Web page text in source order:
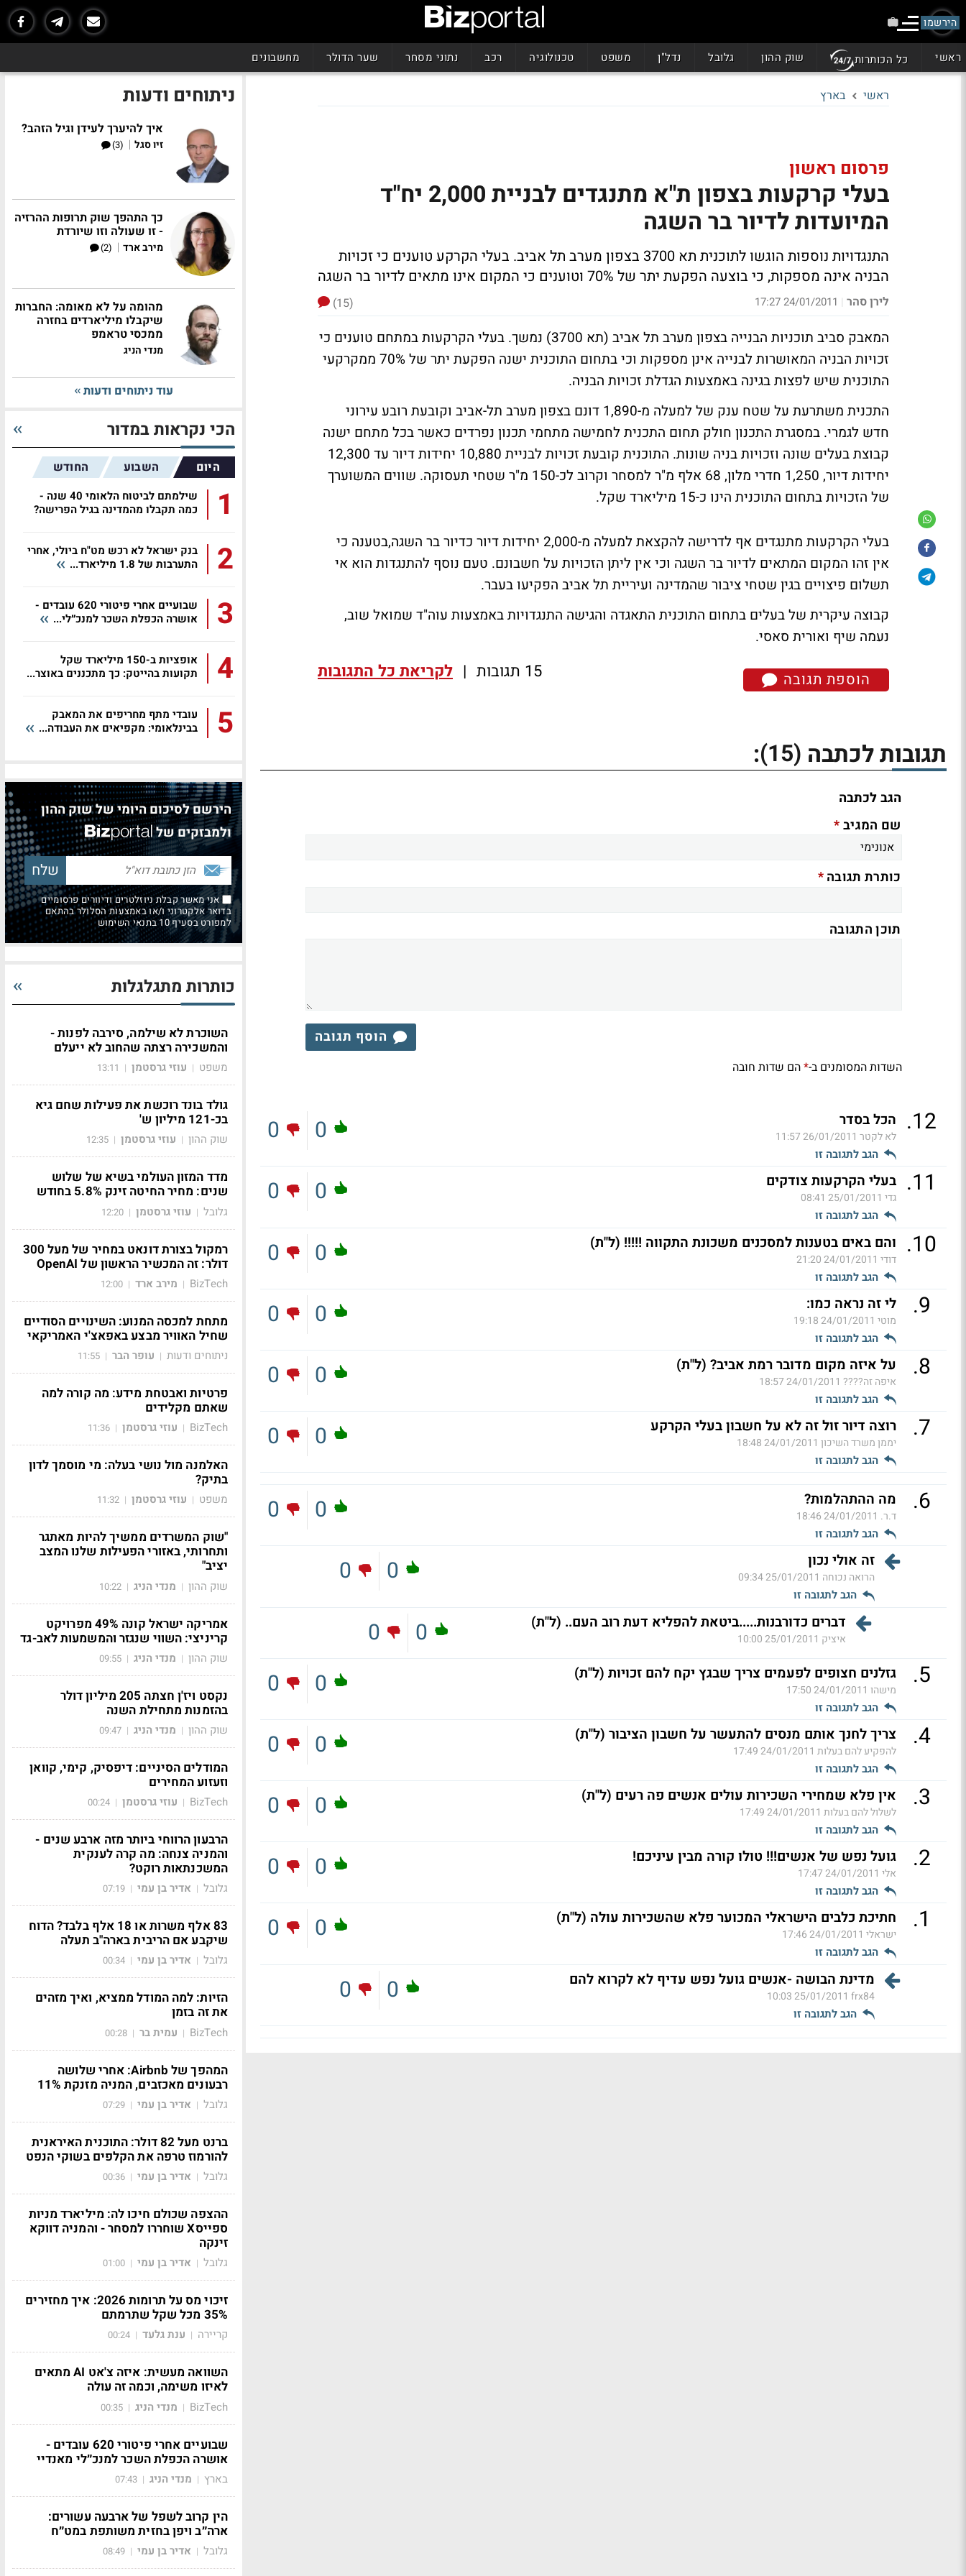
הירשמו
ראשי כל הכותרות שוק ההון גלובל נדל"ן משפט טכנולוגיה רכב נתוני מסחר שער הדולר מחשבונים
ראשי בארץ
פרסום ראשון
בעלי קרקעות בצפון ת"א מתנגדים לבניית 2,000 יח"ד
המיועדות לדיור בר השגה
התנגדויות נוספות הוגשו לתוכנית תא 3700 בצפון מערב תל אביב. בעלי הקרקע טוענים כי זכויות
הבניה אינה מספקות, כי בוצעה הפקעת יתר של 70% וטוענים כי המקום אינו מתאים לדיור בר השגה
לירן סהר |
24/01/2011 17:27
(15)
המאבק סביב תוכניות הבנייה בצפון מערב תל אביב (תא 3700) נמשך. בעלי הקרקעות במתחם טוענים כי
זכויות הבניה המאושרות לבנייה אינן מספקות וכי בתחום התוכנית ישנה הפקעת יתר של 70% ממקרקעי
התוכנית שיש לפצות בגינה באמצעות הגדלת זכויות הבניה.
התכנית משתרעת על שטח ענק של למעלה מ-1,890 דונם בצפון מערב תל-אביב וקובעת רובע עירוני
חדש לגמרי. במסגרת התכנון חולק תחום התכנית לחמישה מתחמי תכנון נפרדים כאשר בכל מתחם ישנה
קבוצת בעלים שונה וזכויות בניה שונות. התוכנית קובעת זכויות לבניית 10,880 יחידות דיור עד 12,300
יחידות דיור, 1,250 חדרי מלון, 68 אלף מ"ר למסחר וקרוב לכ-150 מ"ר שטחי תעסוקה. שווים המשוערך
של הזכויות בתחום התוכנית הינו כ-15 מיליארד שקל.
בעלי הקרקעות מתנגדים אף לדרישה להקצאת למעלה מ-2,000 יחידות דיור כדיור בר השגה,בטענה כי
אין זהו המקום המתאים לדיור בר השגה וכי אין ליתן הזכויות על חשבונם. טעם נוסף להתנגדות הוא אי
תשלום פיצויים בגין שטחי ציבור שהמדינה ועיריית תל אביב הפקיעו בעבר.
קבוצה עיקרית של בעלים בתחום התוכנית התאגדה והגישה התנגדויות באמצעות עוה"ד שמואל שוב,
נעמה שיף ואורית סאסי.
הוספת תגובה 15 תגובות | לקריאת כל התגובות
תגובות לכתבה (15)
:
הגב לכתבה
שם המגיב*
כותרת תגובה*
תוכן התגובה
הוסף תגובה
השדות המסומנים ב-*הם שדות חובה
12
. הכל בסדר
לא לקטר 26/01/2011 11:57
הגב לתגובה זו
0
0
11
. בעלי הקרקעות צודקים
גדי 25/01/2011 08:41
הגב לתגובה זו
0
0
10
. והם באים בטענות למסכנים משכונת התקווה !!!!! (ל"ת)
דודי 24/01/2011 21:20
הגב לתגובה זו
0
0
9
. לי זה נראה כמו:
מוטי 24/01/2011 19:18
הגב לתגובה זו
0
0
8
. על איזה מקום מדובר רמת אביב? (ל"ת)
איפה זה???? 24/01/2011 18:57
הגב לתגובה זו
0
0
7
. רוצה דיור זול זה לא על חשבון בעלי הקרקע
יממן משרד השיכון 24/01/2011 18:48
הגב לתגובה זו
0
0
6
. מה ההתהלמות?
ד.ר. 24/01/2011 18:46
הגב לתגובה זו
0
0
זה אולי נכון
הרואה נכוחה 25/01/2011 09:34
הגב לתגובה זו
0
0
דברים כדורבנות.....ביטאת להפליא דעת רוב העם.. (ל"ת)
איציק 25/01/2011 10:00
0
0
5
. גזלנים חצופים לפעמים צריך שבגץ יקח להם זכויות (ל"ת)
מישהו 24/01/2011 17:50
הגב לתגובה זו
0
0
4
. צריך לחנך אותם מנסים להתעשר על חשבון הציבור (ל"ת)
להפקיע להם בעלות 24/01/2011 17:49
הגב לתגובה זו
0
0
3
. אין פלא שמחירי השכירות עולים אנשים פה רעים (ל"ת)
לשלול להם בעלות 24/01/2011 17:49
הגב לתגובה זו
0
0
2
. גועל נפש של אנשים!!! טולו קורה מבין עיניכם!
אלי 24/01/2011 17:47
הגב לתגובה זו
0
0
1
. חתיכת כלבים הישראלי המכוער פלא שהשכירות עולה (ל"ת)
ישראלי 24/01/2011 17:46
הגב לתגובה זו
0
0
מדינת הבושה -אנשים גועל נפש עדיף לא לקרוא להם
frx84
25/01/2011 10:03
הגב לתגובה זו
0
0
ניתוחים ודעות
איך להיערך לעידן וגיל הזהב?
זיו סגל |
(3)
כך התהפך שוק תרופות ההרזיה
- זו שעולה וזו שיורדת
מירב ארד |
(2)
מהומה על לא מאומה: החברות
שיקבלו מיליארדים בחזרה
ממכסי טראמפ
מנדי הניג
עוד ניתוחים ודעות
הכי נקראות במדור
היום השבוע החודש
1
שילמתם לביטוח הלאומי 40 שנה -
כמה תקבלו מהמדינה בגיל הפרישה?
2
בנק ישראל לא רכש מט"ח ביולי, אחרי
התערבות של 1.8 מיליארד...
3
שבועיים אחרי פיטורי 620 עובדים -
אושרה הכפלת השכר למנכ״לי...
4
אופציות ב-150 מיליארד שקל
תקועות בהייטק: כך מתכננים באוצר...
5
עובדי מתף מחריפים את המאבק
בבינלאומי: מקפיאים את העבודה...
הירשם לסיכום היומי של שוק ההון
ולמבזקים של
אני מאשר קבלת ניוזלטרים ודיוורים פרסומיים
בדואר אלקטרוני ו/או באמצעות הסלולר בהתאם
למפורט בסעיף 10 בתנאי השימוש
כותרות מתגלגלות
השוכרת לא שילמה, סירבה לפנות -
והמשכירה רצתה שהחוב לא ייעלם
משפט | עוזי גרסטמן |
13:11
גולד בונד רוכשת את פעילות שחם גיא
בכ-121 מיליון ש'
שוק ההון | עוזי גרסטמן |
12:35
מדד המזון העולמי בשיא של שלוש
שנים: מחיר החיטה זינק 5.8% בחודש
גלובל | עוזי גרסטמן |
12:20
רמקול בצורת דונאט במחיר של מעל 300
דולר: זה המכשיר הראשון של OpenAI
BizTech
| מירב ארד |
12:00
מתחת למכסה המנוע: השינויים הסודיים
שחיל האוויר מבצע באפאצ'י האמריקאי
ניתוחים ודעות | עופר הבר |
11:55
פרטיות ואבטחת מידע: מה קורה למה
שאתם מקלידים
BizTech
| עוזי גרסטמן |
11:36
האלמנה מול נושי בעלה: מי מוסמך לדון
בתיק?
משפט | עוזי גרסטמן |
11:32
"שוק המשרדים ממשיך להיות מאתגר
ותחרותי, באזורי הפעילות שלנו המצב
יציב"
שוק ההון | מנדי הניג |
10:22
אמריקה ישראל קונה 49% מפרויקט
קריניצי: השווי שנגזר והמשמעות לאב-גד
שוק ההון | מנדי הניג |
09:55
נקסט ויז'ן חצתה 205 מיליון דולר
בהזמנות מתחילת השנה
שוק ההון | מנדי הניג |
09:47
המודלים הסיניים: דיפסיק, קימי, קוואן
וזעזוע המחירים
BizTech
| עוזי גרסטמן |
00:24
הרבעון הרווחי ביותר מזה ארבע שנים -
והמניה צנחה: מה קרה לענקית
המשכנתאות רוקט?
גלובל | אדיר בן עמי |
07:19
83 אלף משרות או 18 אלף בלבד? הדוח
שיקבע אם הריבית בארה"ב תעלה
גלובל | אדיר בן עמי |
00:34
הזיות: למה המודל ממציא, ואיך מזהים
את זה בזמן
BizTech
| עמית בר |
00:28
המהפך של Airbnb: אחרי שלושה
רבעונים מאכזבים, המניה מזנקת 11%
גלובל | אדיר בן עמי |
07:29
ברנט מעל 82 דולר: התוכנית האיראנית
להורמוז טרפה את הקלפים בשוקי הנפט
גלובל | אדיר בן עמי |
00:36
ההצפה שכולם חיכו לה: מיליארד מניות
ספייסX שוחררו למסחר - והמניה דווקא
זינקה
גלובל | אדיר בן עמי |
01:00
זיכוי מס על תרומות 2026: איך מחזירים
35% מכל שקל שתרמתם
קריירה | ענת גלעד |
00:24
השוואה מעשית: איזה צ'אט AI מתאים
לאיזו משימה, וכמה זה עולה
BizTech
| מנדי הניג |
00:35
שבועיים אחרי פיטורי 620 עובדים -
אושרה הכפלת השכר למנכ״לי מאנדיי
בארץ | מנדי הניג |
07:43
הין קרוב לשפל של ארבעה עשורים:
ארה״ב ויפן בחזית משותפת במט״ח
גלובל | אדיר בן עמי |
08:49